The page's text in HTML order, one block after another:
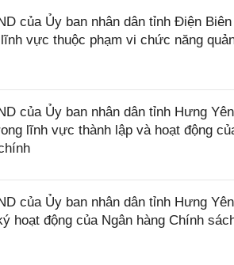
của Ủy ban nhân dân tỉnh Điện
vực thuộc phạm vi chức năng
của Ủy ban nhân dân tỉnh Hưng
lĩnh vực thành lập và hoạt động
của Ủy ban nhân dân tỉnh Hưng
hoạt động của Ngân hàng Chính